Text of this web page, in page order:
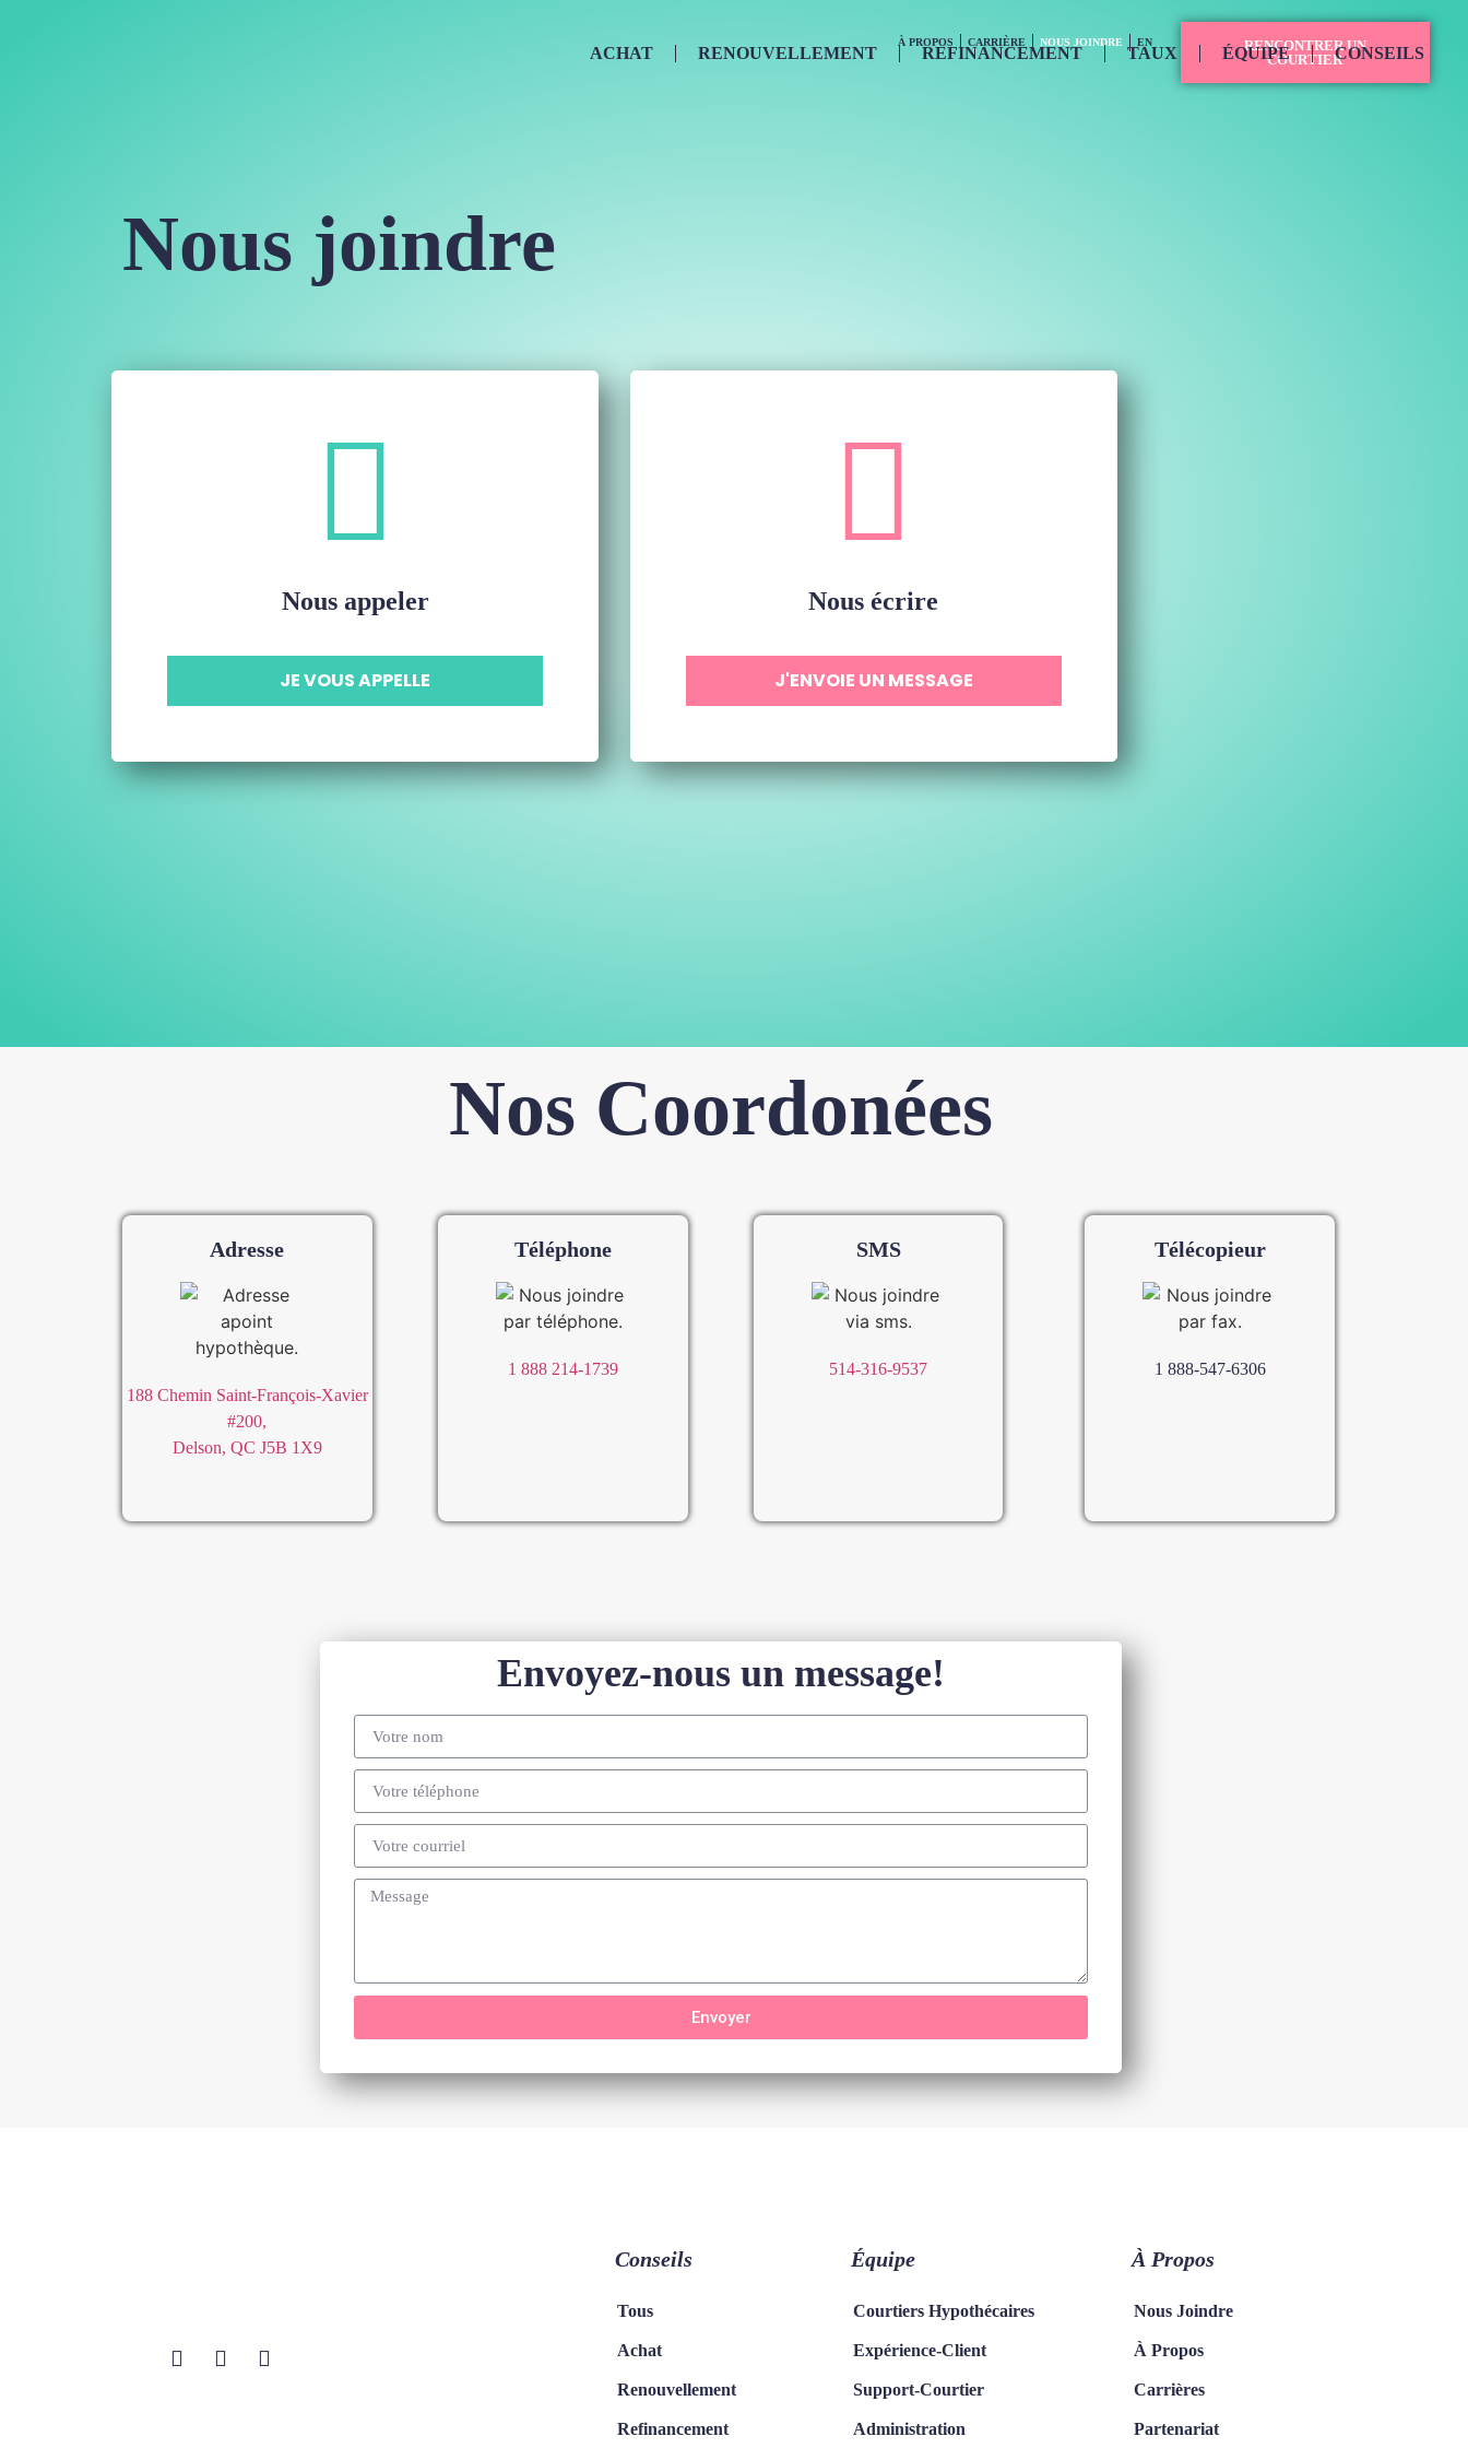
À PROPOS CARRIÈRE NOUS JOINDRE EN
RENCONTRER UN
COURTIER
ACHAT RENOUVELLEMENT REFINANCEMENT TAUX ÉQUIPE CONSEILS
Nous joindre
Nous appeler
JE VOUS APPELLE
Nous écrire
J'ENVOIE UN MESSAGE
Nos Coordonées
Adresse​
188 Chemin Saint-François-Xavier
#200,
Delson, QC J5B 1X9
Téléphone
1 888 214-1739
SMS
514-316-9537
Télécopieur
1 888-547-6306
Envoyez-nous un message!
Envoyer
Conseils
Tous
Achat
Renouvellement
Refinancement
Équipe
Courtiers Hypothécaires
Expérience-Client
Support-Courtier
Administration
À Propos
Nous Joindre
À Propos
Carrières
Partenariat